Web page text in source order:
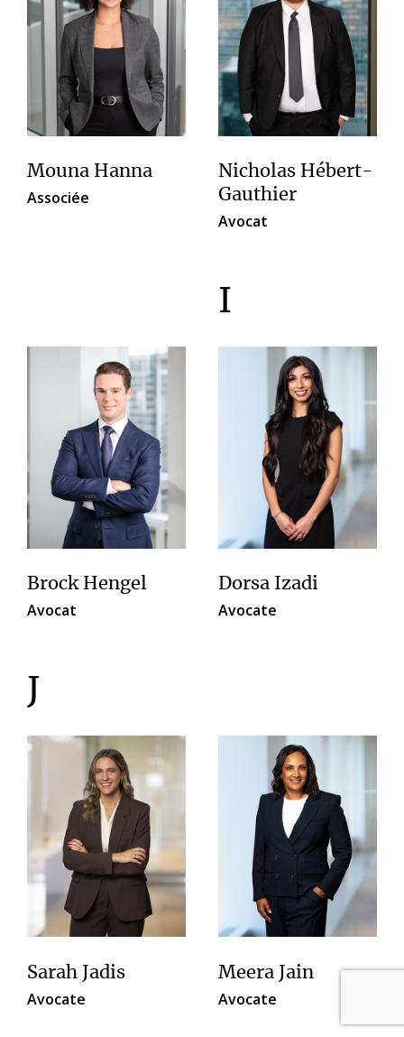
Mouna Hanna
Associée
Nicholas Hébert-
Gauthier
Avocat
Brock Hengel
Avocat
I
Dorsa Izadi
Avocate
J
Sarah Jadis
Avocate
Meera Jain
Avocate